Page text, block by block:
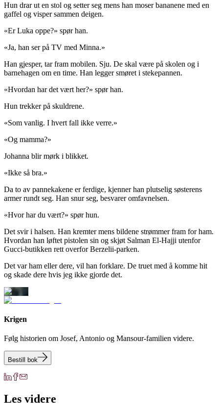
Hun drar ut en stol og setter seg mens han moser bananene med en
gaffel og visper sammen deigen.
«Er Luka oppe?» spør han.
«Ja, han ser på TV med Minna.»
Han gjesper, tar fram mobilen. Sju. De skal være på skolen og i
barnehagen om en time. Han legger smøret i stekepannen.
«Hvordan har det vært her?» spør han.
Hun trekker på skuldrene.
«Som vanlig. I hvert fall ikke verre.»
«Og mamma?»
Johanna blir mørk i blikket.
«Ikke så bra.»
Da to av pannekakene er ferdige, kjenner han plutselig søsterens
armer rundt seg. Han snur seg, besvarer omfavnelsen.
«Hvor har du vært?» spør hun.
Det svir i halsen. Han kremter mens bildene strømmer fram for ham.
Hvordan han løftet pistolen sin og skjøt Salman El-Hajji utenfor
Gucci-butikken rett overfor Berzelii-parken.
Det var ham eller dere, vil han forklare. De truet med å komme hit
og skade dere hvis jeg ikke gjorde det.
Krigen
Følg historien om Josef, Antonio og Mansour-familien videre.
Bestill bok
Les videre